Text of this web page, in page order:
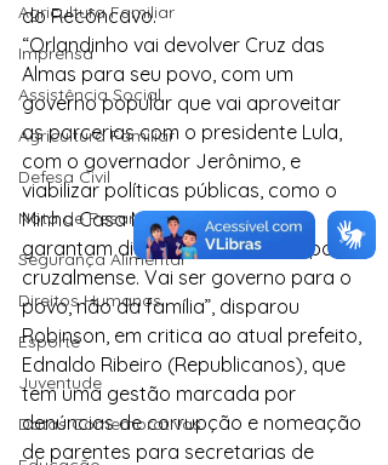
Agricultura Familiar
Imprensa
Assistência Social
Agricultura Familiar
Defesa Civil
Nota de Pesar
Segurança Alimentar
Direitos Humanos
Esporte
Juventude
Datas Comemorativas
do Recôncavo.
“Orlandinho vai devolver Cruz das
Almas para seu povo, com um
governo popular que vai aproveitar
as parcerias com o presidente Lula,
com o governador Jerônimo, e
viabilizar políticas públicas, como o
Minha Casa Minha Vida, que
garantam dignidade para todo povo
cruzalmense. Vai ser governo para o
povo, não da família”, disparou
Robinson, em critica ao atual prefeito,
Ednaldo Ribeiro (Republicanos), que
tem uma gestão marcada por
denúncias de corrupção e nomeação
de parentes para secretarias de